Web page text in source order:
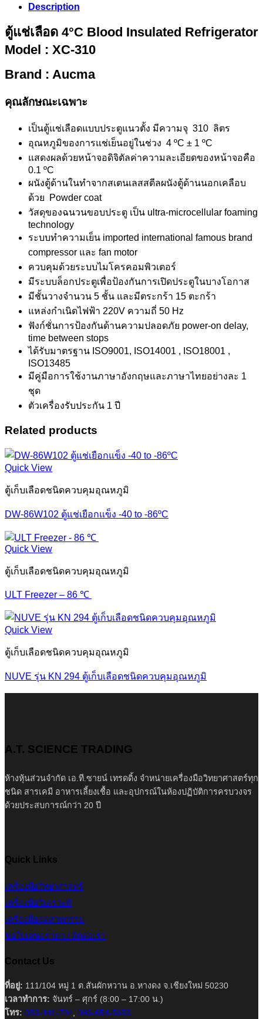
Description
ตู้แช่เลือด 4°C Blood Insulated Refrigerator
Model : XC-310
Brand : Aucma
คุณลักษณะเฉพาะ
เป็นตู้แช่เลือดแบบประตูแนวตั้ง มีความจุ 310 ลิตร
อุณหภูมิของการแช่เย็นอยู่ในช่วง 4 ºC ± 1 ºC
แสดงผลด้วยหน้าจอดิจิตัลค่าความละเอียดของหน้าจอคือ
0.1 ºC
ผนังตู้ด้านในทำจากสเตนเลสสตีลผนังตู้ด้านนอกเคลือบ
ด้วย Powder coat
วัสดุของฉนวนขอบประตู เป็น ultra-microcellular foaming
technology
ระบบทำความเย็น imported international famous brand
compressor และ fan motor
ควบคุมด้วยระบบไมโครคอมพิวเตอร์
มีระบบล็อกประตูเพื่อป้องกันการเปิดประตูในบางโอกาส
มีชั้นวางจำนวน 5 ชั้น และมีตระกร้า 15 ตะกร้า
แหล่งกำเนิดไฟฟ้า 220V ความถี่ 50 Hz
ฟังก์ชั่นการป้องกันด้านความปลอดภัย power-on delay,
time between stops
ได้รับมาตรฐาน ISO9001, ISO14001 , ISO18001 ,
ISO13485
มีคู่มือการใช้งานภาษาอังกฤษและภาษาไทยอย่างละ 1
ชุด
ตัวเครื่องรับประกัน 1 ปี
Related products
Quick View
ตู้เก็บเลือดชนิดควบคุมอุณหภูมิ
DW-86W102 ตู้แช่เยือกแข็ง -40 to -86ºC
Quick View
ตู้เก็บเลือดชนิดควบคุมอุณหภูมิ
ULT Freezer – 86 ℃
Quick View
ตู้เก็บเลือดชนิดควบคุมอุณหภูมิ
NUVE รุ่น KN 294 ตู้เก็บเลือดชนิดควบคุมอุณหภูมิ
A.T. SCIENCE TRADING
ห้างหุ้นส่วนจำกัด เอ.ที.ซายน์ เทรดดิ้ง จำหน่ายเครื่องมือวิทยาศาสตร์ทุก
ชนิด สารเคมี อาหารเลี้ยงเชื้อ และอุปกรณ์ในห้องปฏิบัติการครบวงจร
ด้วยประสบการณ์กว่า 20 ปี
Quick Links
เครื่องมือวิทยาศาสตร์
เครื่องมือวิเคราะห์
เครื่องมืออุตสาหกรรม
ขอใบเสนอราคา / ติดต่อเรา
Contact Us
ที่อยู่: 111/104 หมู่ 1 ต.สันผักหวาน อ.หางดง จ.เชียงใหม่ 50230
เวลาทำการ: จันทร์ – ศุกร์ (8:00 – 17:00 น.)
โทร: 053-441-794, 086-654-5653